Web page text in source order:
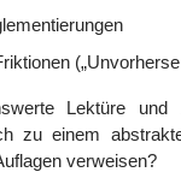
Lektüre und
zu einem
verweisen?